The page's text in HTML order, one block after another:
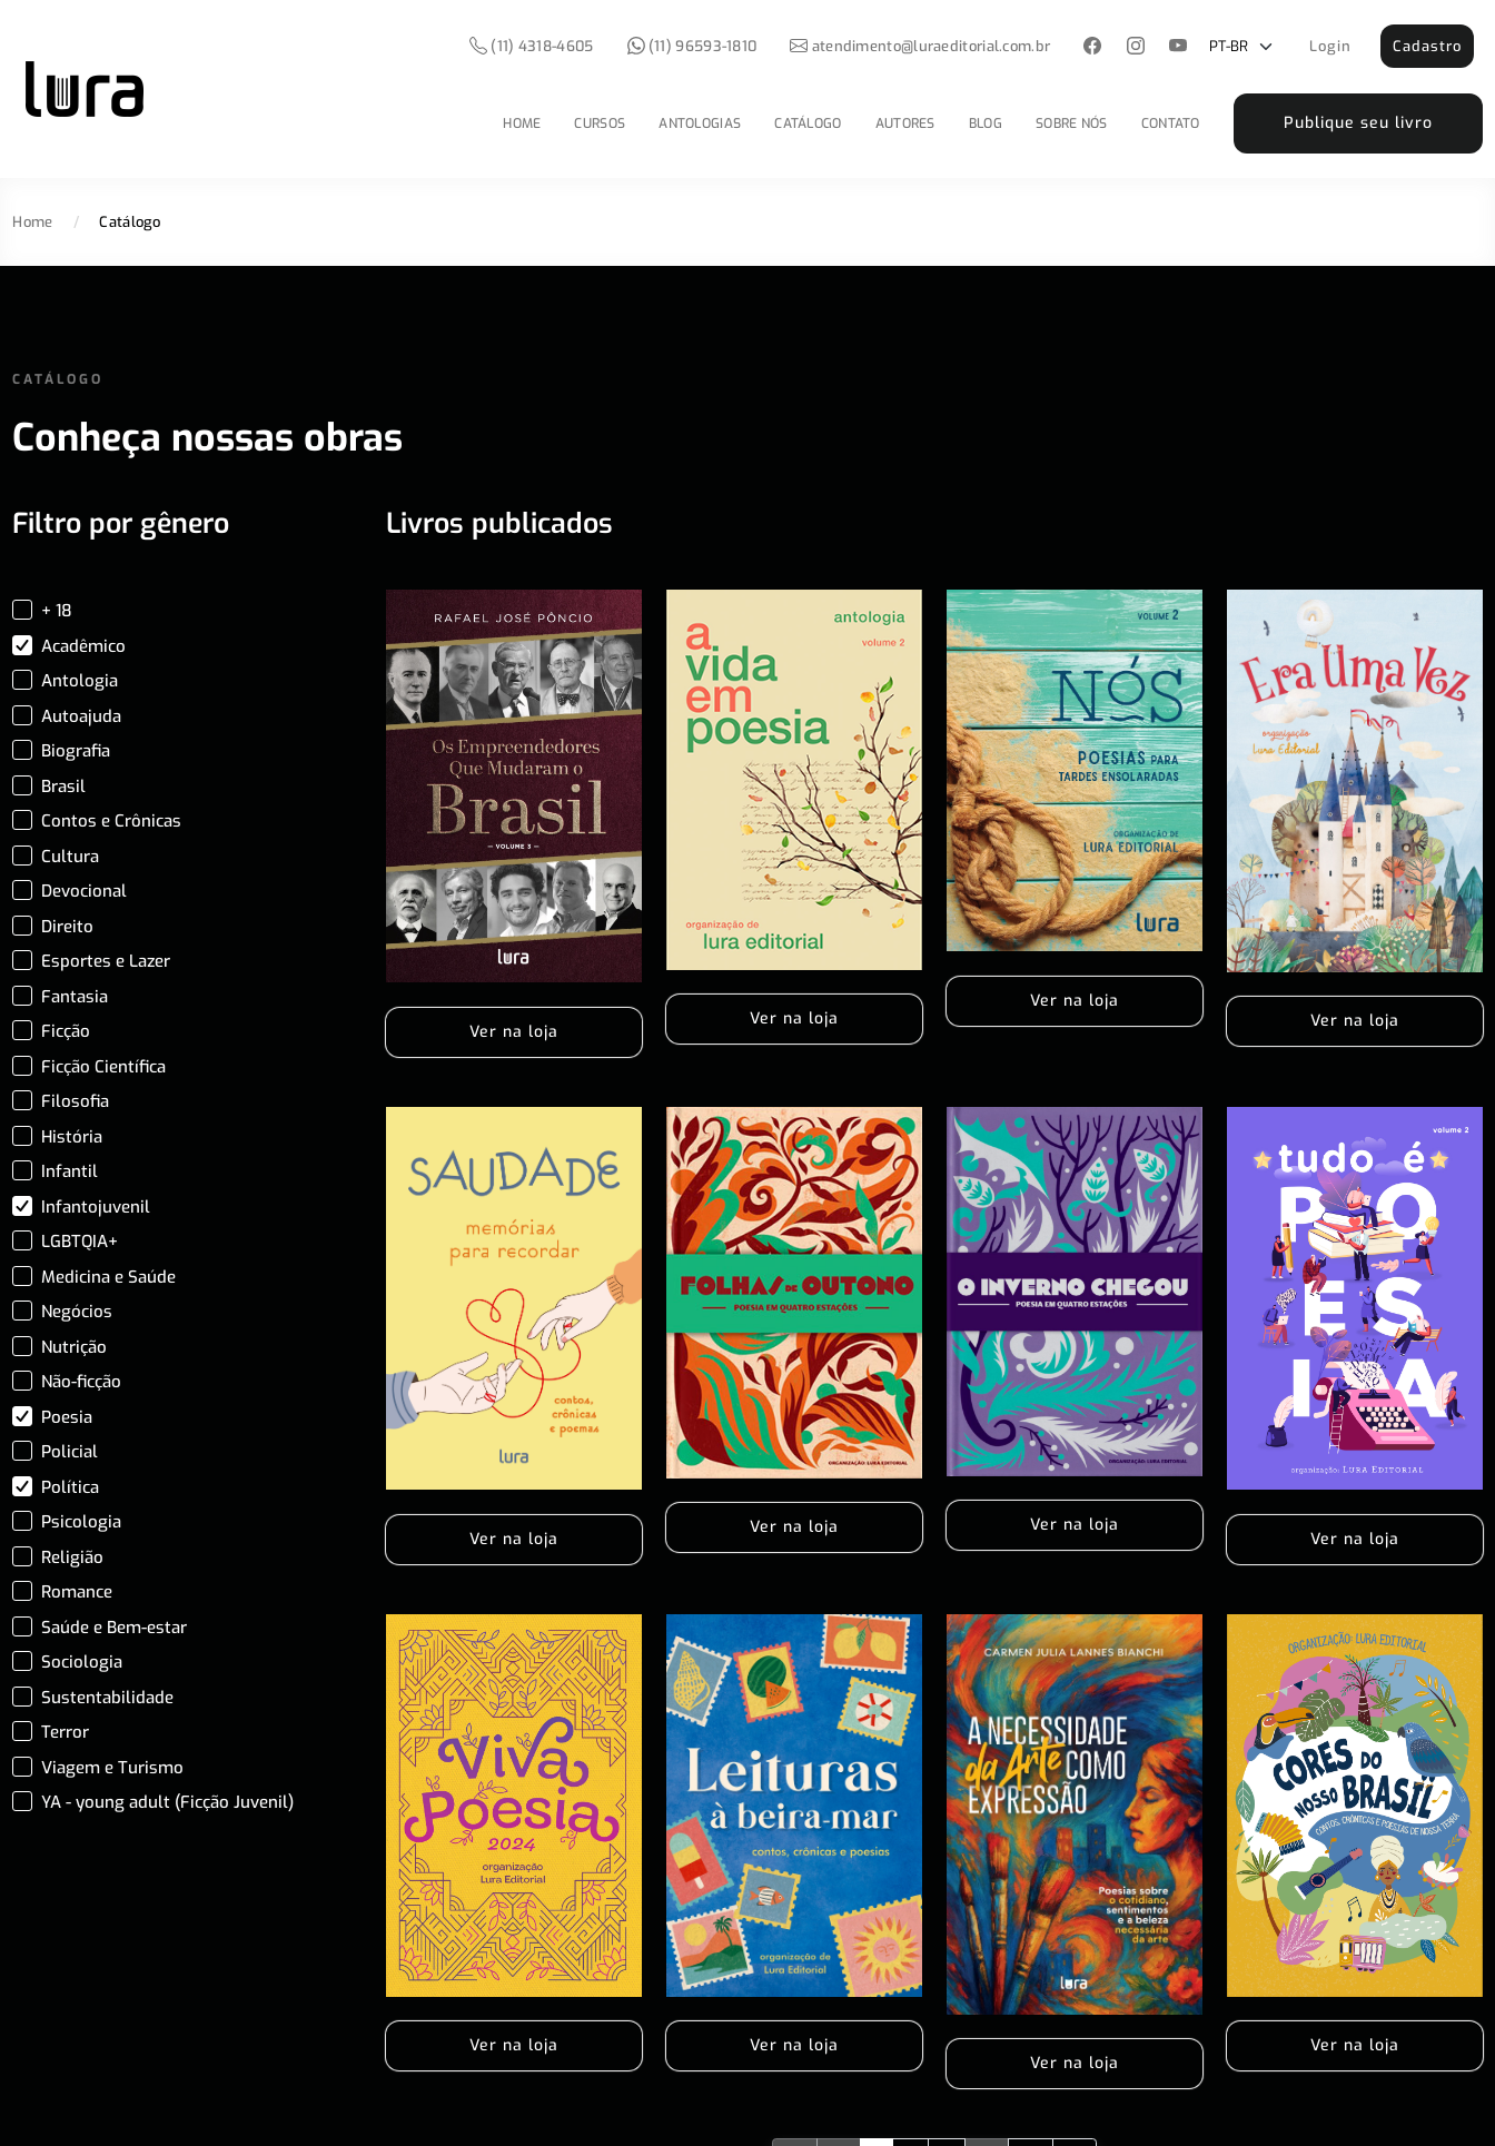
HOME CURSOS ANTOLOGIAS CATÁLOGO AUTORES BLOG SOBRE NÓS CONTATO Publique seu livro
(11) 4318-4605 (11) 96593-1810 atendimento@luraeditorial.com.br Login Cadastro
Home / Catálogo
CATÁLOGO
Conheça nossas obras
Filtro por gênero
+ 18
Acadêmico
Antologia
Autoajuda
Biografia
Brasil
Contos e Crônicas
Cultura
Devocional
Direito
Esportes e Lazer
Fantasia
Ficção
Ficção Científica
Filosofia
História
Infantil
Infantojuvenil
LGBTQIA+
Medicina e Saúde
Negócios
Nutrição
Não-ficção
Poesia
Policial
Política
Psicologia
Religião
Romance
Saúde e Bem-estar
Sociologia
Sustentabilidade
Terror
Viagem e Turismo
YA - young adult (Ficção Juvenil)
Livros publicados
Ver na loja
Ver na loja
Ver na loja
Ver na loja
Ver na loja
Ver na loja Ver na loja
Ver na loja
Ver na loja
Ver na loja
Ver na loja
Ver na loja